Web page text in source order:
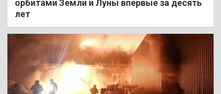
орбитами Земли и Луны впервые за десять
лет